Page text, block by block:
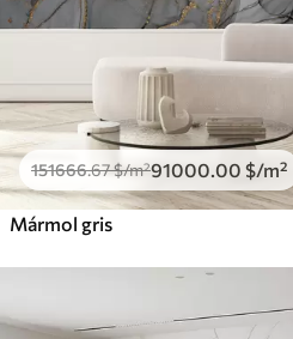
151666.67$/m²91000 .00 $/m²
Mármol gris